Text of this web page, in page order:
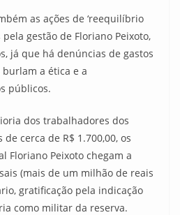
as ações de ‘reequilíbrio
gestão de Floriano Peixoto,
já que há denúncias de gastos
burlam a ética e a
públicos.
dos trabalhadores dos
cerca de R$ 1.700,00, os
Floriano Peixoto chegam a
(mais de um milhão de reais
gratificação pela indicação
como militar da reserva.